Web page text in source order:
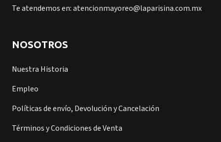
Te atendemos en: atencionmayoreo@laparisina.com.mx
NOSOTROS
Nuestra Historia
Empleo
Políticas de envío, Devolución y Cancelación
Términos y Condiciones de Venta